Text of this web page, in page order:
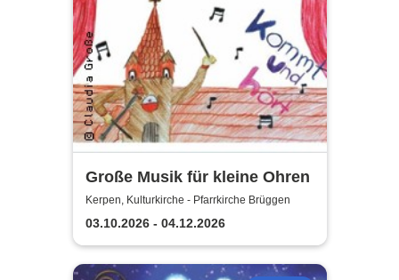
Große Musik für kleine Ohren
Kerpen, Kulturkirche - Pfarrkirche Brüggen
03.10.2026 - 04.12.2026